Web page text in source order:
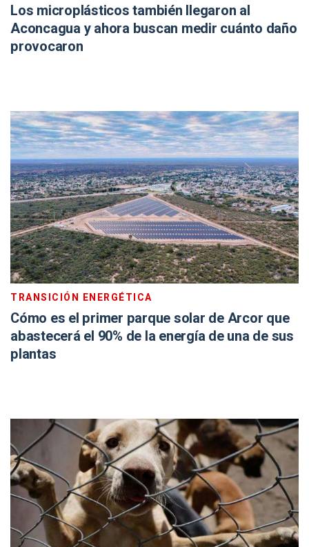
Los microplásticos también llegaron al
Aconcagua y ahora buscan medir cuánto daño
provocaron
TRANSICIÓN ENERGÉTICA
Cómo es el primer parque solar de Arcor que
abastecerá el 90% de la energía de una de sus
plantas